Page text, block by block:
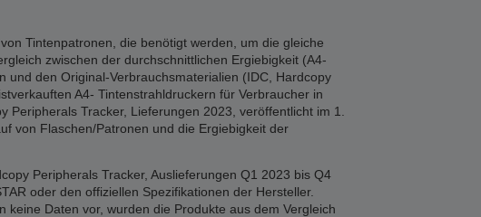
Tintenpatronen, die benötigt werden, um die gleiche
zwischen der durchschnittlichen Ergiebigkeit (A4-
und den Original-Verbrauchsmaterialien (IDC, Hardcopy
A4- Tintenstrahldruckern für Verbraucher in
Tracker, Lieferungen 2023, veröffentlicht im 1.
von Flaschen/Patronen und die Ergiebigkeit der
Peripherals Tracker, Auslieferungen Q1 2023 bis Q4
oder den offiziellen Spezifikationen der Hersteller.
Daten vor, wurden die Produkte aus dem Vergleich